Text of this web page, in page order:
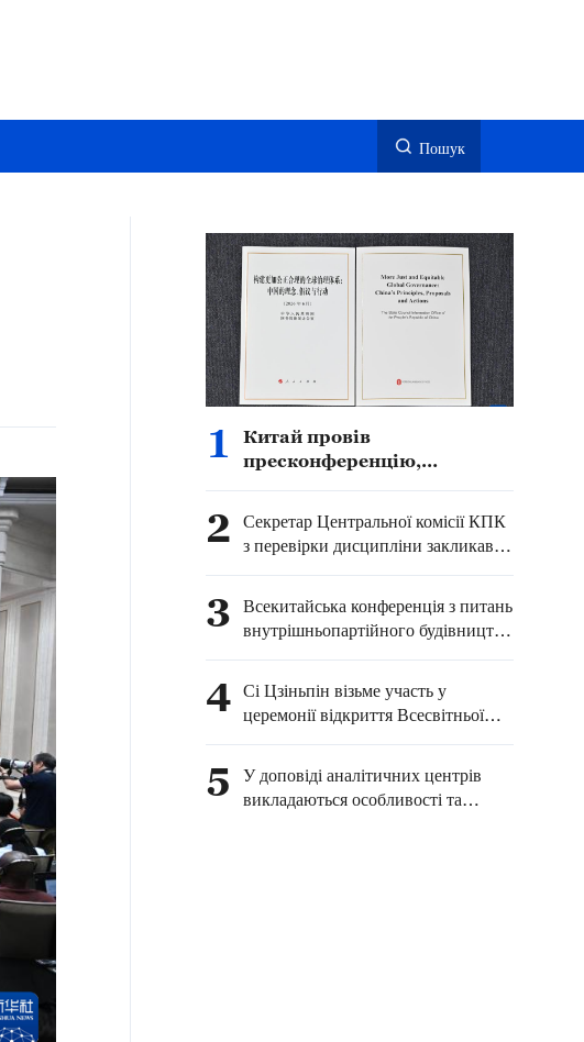
Пошук
1
Китай провів
пресконференцію,
управління
2 Секретар Центральної комісії КПК
з перевірки дисципліни закликав
боротися з недобросовісним стилем
інтереси простих людей
3 Всекитайська конференція з питань
внутрішньопартійного будівництва
відбулася у Пекіні
4 Сі Цзіньпін візьме участь у
церемонії відкриття Всесвітньої
конференції зі штучного
програмною промовою
5
У доповіді аналітичних центрів
викладаються особливості та